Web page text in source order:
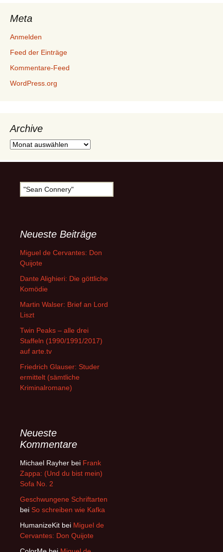
Meta
Anmelden
Feed der Einträge
Kommentare-Feed
WordPress.org
Archive
Archive
Suche
nach:
Neueste Beiträge
Miguel de Cervantes: Don
Quijote
Dante Alighieri: Die göttliche
Komödie
Martin Walser: Brief an Lord
Liszt
Twin Peaks – alle drei
Staffeln (1990/1991/2017)
auf arte.tv
Friedrich Glauser: Studer
ermittelt (sämtliche
Kriminalromane)
Neueste
Kommentare
Michael Rayher bei Frank
Zappa: (Und du bist mein)
Sofa No. 2
Geschwungene Schriftarten
bei So schreiben wie Kafka
HumanizeKit bei Miguel de
Cervantes: Don Quijote